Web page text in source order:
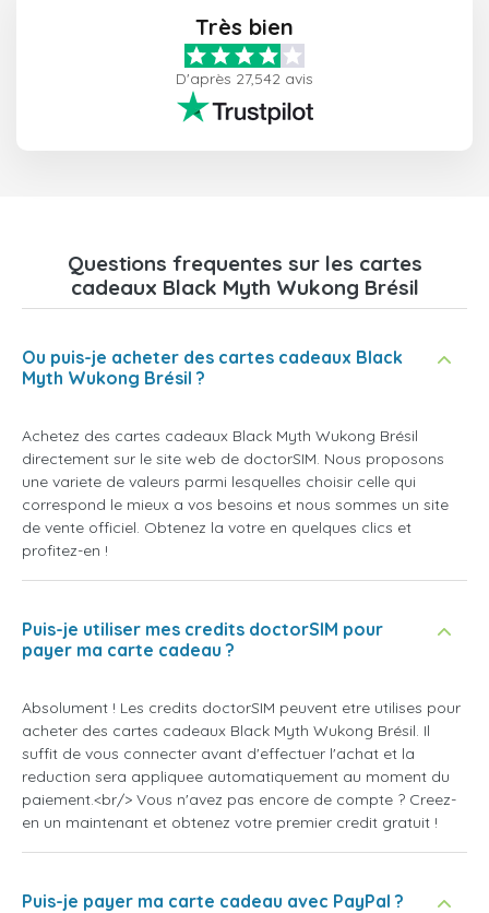
Très bien
D'après 27,542 avis
Questions frequentes sur les cartes
cadeaux Black Myth Wukong Brésil
Ou puis-je acheter des cartes cadeaux Black
Myth Wukong Brésil ?
Achetez des cartes cadeaux Black Myth Wukong Brésil
directement sur le site web de doctorSIM. Nous proposons
une variete de valeurs parmi lesquelles choisir celle qui
correspond le mieux a vos besoins et nous sommes un site
de vente officiel. Obtenez la votre en quelques clics et
profitez-en !
Puis-je utiliser mes credits doctorSIM pour
payer ma carte cadeau ?
Absolument ! Les credits doctorSIM peuvent etre utilises pour
acheter des cartes cadeaux Black Myth Wukong Brésil. Il
suffit de vous connecter avant d'effectuer l'achat et la
reduction sera appliquee automatiquement au moment du
paiement.<br/> Vous n'avez pas encore de compte ? Creez-
en un maintenant et obtenez votre premier credit gratuit !
Puis-je payer ma carte cadeau avec PayPal ?